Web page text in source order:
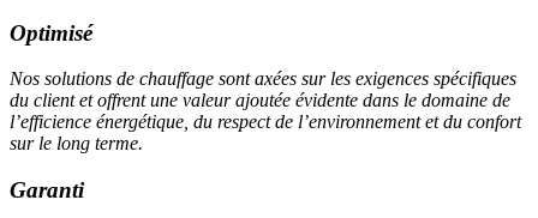
Optimisé
Nos solutions de chauffage sont axées sur les exigences spécifiques
du client et offrent une valeur ajoutée évidente dans le domaine de
l’efficience énergétique, du respect de l’environnement et du confort
sur le long terme.
Garanti